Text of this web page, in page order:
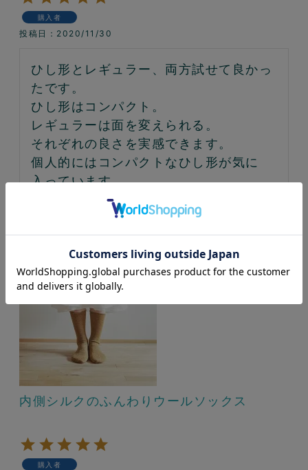
購入者
投稿日 2020/11/30
ひし形とレギュラー、両方試せて良かっ
たです。
ひし形はコンパクト。
レギュラーは面を変えられる。
それぞれの良さを実感できます。
個人的にはコンパクトなひし形が気に
入っています。
肌触り良く、蒸れもないです。
内側シルクのふんわりウールソックス
購入者